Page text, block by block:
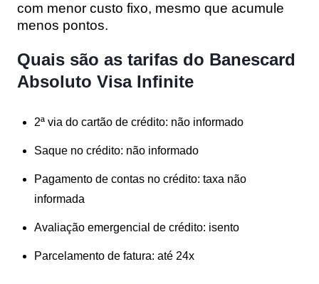
com menor custo fixo, mesmo que acumule
menos pontos.
Quais são as tarifas do Banescard
Absoluto Visa Infinite
2ª via do cartão de crédito: não informado
Saque no crédito: não informado
Pagamento de contas no crédito: taxa não
informada
Avaliação emergencial de crédito: isento
Parcelamento de fatura: até 24x